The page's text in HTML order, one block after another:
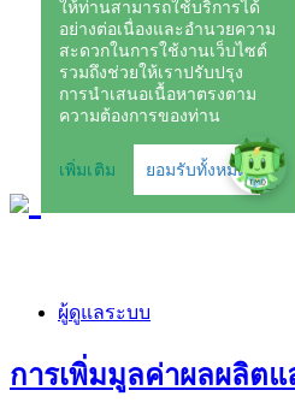
ผู้ดูแลระบบ
การเพิ่มมูลค่าผลผลิตแ